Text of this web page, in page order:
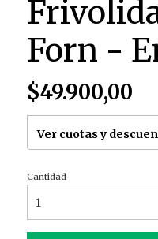
Forn -
$49.900,00
Ver cuotas y
Cantidad